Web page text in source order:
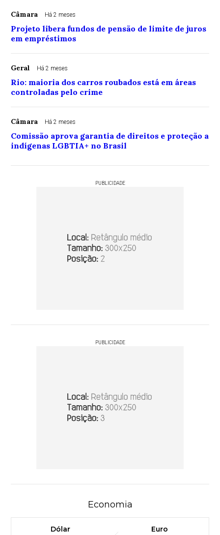
Câmara Há 2 meses
Projeto libera fundos de pensão de limite de juros
em empréstimos
Geral Há 2 meses
Rio: maioria dos carros roubados está em áreas
controladas pelo crime
Câmara Há 2 meses
Comissão aprova garantia de direitos e proteção a
indígenas LGBTIA+ no Brasil
PUBLICIDADE
PUBLICIDADE
Economia
Dólar
Euro